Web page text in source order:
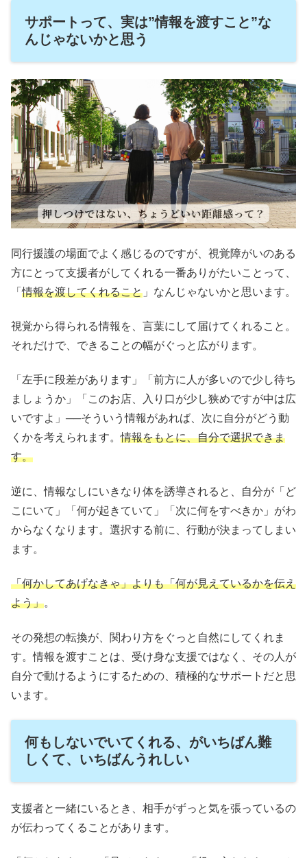
サポートって、実は”情報を渡すこと”な
んじゃないかと思う
同行援護の場面でよく感じるのですが、視覚障がいのある
方にとって支援者がしてくれる一番ありがたいことって、
「情報を渡してくれること 」なんじゃないかと思います。
視覚から得られる情報を、言葉にして届けてくれること。
それだけで、できることの幅がぐっと広がります。
「左手に段差があります」「前方に人が多いので少し待ち
ましょうか」「このお店、入り口が少し狭めですが中は広
いですよ」──そういう情報があれば、次に自分がどう動
くかを考えられます。情報をもとに、自分で選択できま
す。
逆に、情報なしにいきなり体を誘導されると、自分が「ど
こにいて」「何が起きていて」「次に何をすべきか」がわ
からなくなります。選択する前に、行動が決まってしまい
ます。
「何かしてあげなきゃ」よりも「何が見えているかを伝え
よう」。
その発想の転換が、関わり方をぐっと自然にしてくれま
す。情報を渡すことは、受け身な支援ではなく、その人が
自分で動けるようにするための、積極的なサポートだと思
います。
何もしないでいてくれる、がいちばん難
しくて、いちばんうれしい
支援者と一緒にいるとき、相手がずっと気を張っているの
が伝わってくることがあります。